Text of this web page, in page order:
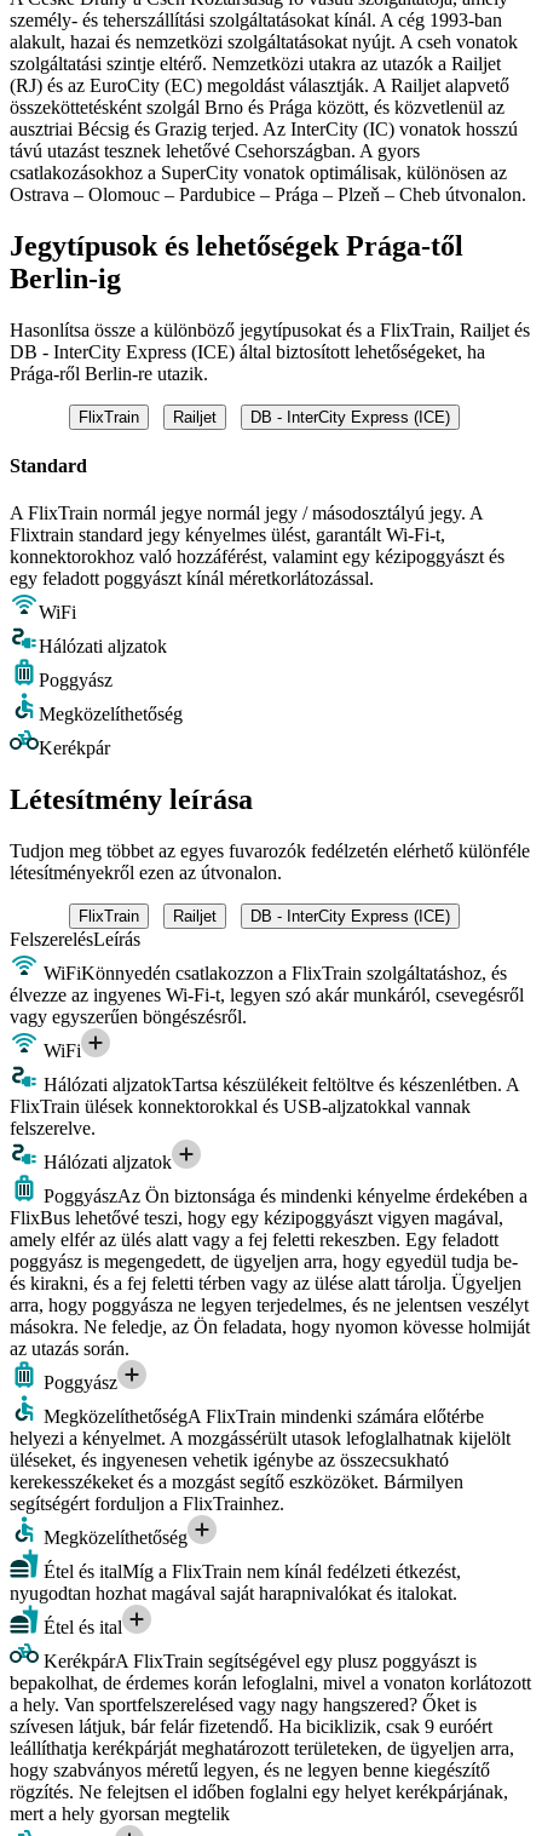
személy- és teherszállítási szolgáltatásokat kínál. A cég 1993-ban
alakult, hazai és nemzetközi szolgáltatásokat nyújt. A cseh vonatok
szolgáltatási szintje eltérő. Nemzetközi utakra az utazók a Railjet
(RJ) és az EuroCity (EC) megoldást választják. A Railjet alapvető
összeköttetésként szolgál Brno és Prága között, és közvetlenül az
ausztriai Bécsig és Grazig terjed. Az InterCity (IC) vonatok hosszú
távú utazást tesznek lehetővé Csehországban. A gyors
csatlakozásokhoz a SuperCity vonatok optimálisak, különösen az
Ostrava – Olomouc – Pardubice – Prága – Plzeň – Cheb útvonalon.
Jegytípusok és lehetőségek Prága-től
Berlin-ig
Hasonlítsa össze a különböző jegytípusokat és a FlixTrain, Railjet és
DB - InterCity Express (ICE) által biztosított lehetőségeket, ha
Prága-ről Berlin-re utazik.
FlixTrain Railjet DB - InterCity Express (ICE)
Standard
A FlixTrain normál jegye normál jegy / másodosztályú jegy. A
Flixtrain standard jegy kényelmes ülést, garantált Wi-Fi-t,
konnektorokhoz való hozzáférést, valamint egy kézipoggyászt és
egy feladott poggyászt kínál méretkorlátozással.
WiFi
Hálózati aljzatok
Poggyász
Megközelíthetőség
Kerékpár
Létesítmény leírása
Tudjon meg többet az egyes fuvarozók fedélzetén elérhető különféle
létesítményekről ezen az útvonalon.
FlixTrain Railjet DB - InterCity Express (ICE)
FelszerelésLeírás
WiFiKönnyedén csatlakozzon a FlixTrain szolgáltatáshoz, és
élvezze az ingyenes Wi-Fi-t, legyen szó akár munkáról, csevegésről
vagy egyszerűen böngészésről.
WiFi
Hálózati aljzatokTartsa készülékeit feltöltve és készenlétben. A
FlixTrain ülések konnektorokkal és USB-aljzatokkal vannak
felszerelve.
Hálózati aljzatok
PoggyászAz Ön biztonsága és mindenki kényelme érdekében a
FlixBus lehetővé teszi, hogy egy kézipoggyászt vigyen magával,
amely elfér az ülés alatt vagy a fej feletti rekeszben. Egy feladott
poggyász is megengedett, de ügyeljen arra, hogy egyedül tudja be-
és kirakni, és a fej feletti térben vagy az ülése alatt tárolja. Ügyeljen
arra, hogy poggyásza ne legyen terjedelmes, és ne jelentsen veszélyt
másokra. Ne feledje, az Ön feladata, hogy nyomon kövesse holmiját
az utazás során.
Poggyász
MegközelíthetőségA FlixTrain mindenki számára előtérbe
helyezi a kényelmet. A mozgássérült utasok lefoglalhatnak kijelölt
üléseket, és ingyenesen vehetik igénybe az összecsukható
kerekesszékeket és a mozgást segítő eszközöket. Bármilyen
segítségért forduljon a FlixTrainhez.
Megközelíthetőség
Étel és italMíg a FlixTrain nem kínál fedélzeti étkezést,
nyugodtan hozhat magával saját harapnivalókat és italokat.
Étel és ital
KerékpárA FlixTrain segítségével egy plusz poggyászt is
bepakolhat, de érdemes korán lefoglalni, mivel a vonaton korlátozott
a hely. Van sportfelszerelésed vagy nagy hangszered? Őket is
szívesen látjuk, bár felár fizetendő. Ha biciklizik, csak 9 euróért
leállíthatja kerékpárját meghatározott területeken, de ügyeljen arra,
hogy szabványos méretű legyen, és ne legyen benne kiegészítő
rögzítés. Ne felejtsen el időben foglalni egy helyet kerékpárjának,
mert a hely gyorsan megtelik